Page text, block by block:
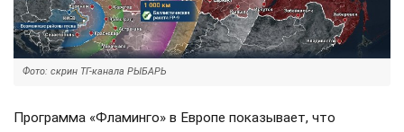
Фото: скрин ТГ-канала РЫБАРЬ
Программа «Фламинго» в Европе показывает, что